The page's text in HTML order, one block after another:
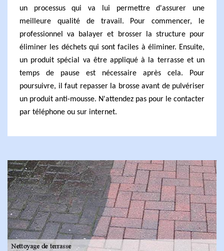
un processus qui va lui permettre d'assurer une
meilleure qualité de travail. Pour commencer, le
professionnel va balayer et brosser la structure pour
éliminer les déchets qui sont faciles à éliminer. Ensuite,
un produit spécial va être appliqué à la terrasse et un
temps de pause est nécessaire après cela. Pour
poursuivre, il faut repasser la brosse avant de pulvériser
un produit anti-mousse. N'attendez pas pour le contacter
par téléphone ou sur internet.